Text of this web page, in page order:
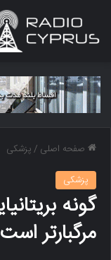
صفحه اصلی /پزشکی
پزشکی
مرگبارتر است